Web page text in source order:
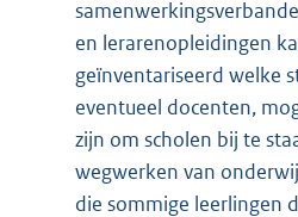
en lerarenopleidingen
geïnventariseerd welke
eventueel docenten,
zijn om scholen bij te
wegwerken van
die sommige leerlingen